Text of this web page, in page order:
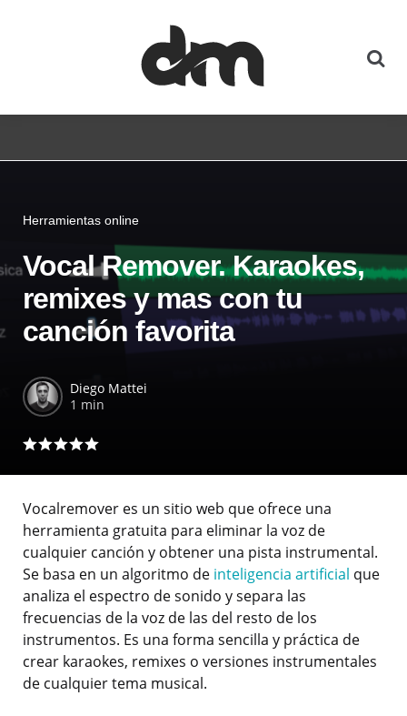
Herramientas online
Vocal Remover. Karaokes,
remixes y mas con tu
canción favorita
Diego Mattei
1 min
Vocalremover es un sitio web que ofrece una
herramienta gratuita para eliminar la voz de
cualquier canción y obtener una pista instrumental.
Se basa en un algoritmo de inteligencia artificial que
analiza el espectro de sonido y separa las
frecuencias de la voz de las del resto de los
instrumentos. Es una forma sencilla y práctica de
crear karaokes, remixes o versiones instrumentales
de cualquier tema musical.